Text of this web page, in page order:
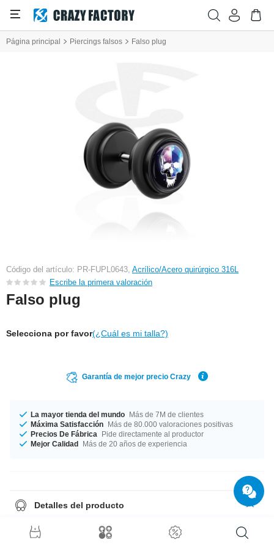
Página principal Piercings falsos Falso plug
Código del artículo: PR-FUPL0643, Acrílico/Acero quirúrgico 316L
Escribe la primera valoración
Falso plug
Selecciona por favor(¿Cuál es mi talla?)
Garantía de mejor precio Crazy
La mayor tienda del mundo Más de 7M de clientes
Máxima Satisfacción Más de 80.000 valoraciones positivas
Precios De Fábrica
Pide directamente al productor
Mejor Calidad Más de 20 años de experiencia
Detalles del producto
10 mm. Ya lo tienes: fabricado con precisión y a un precio asequible.